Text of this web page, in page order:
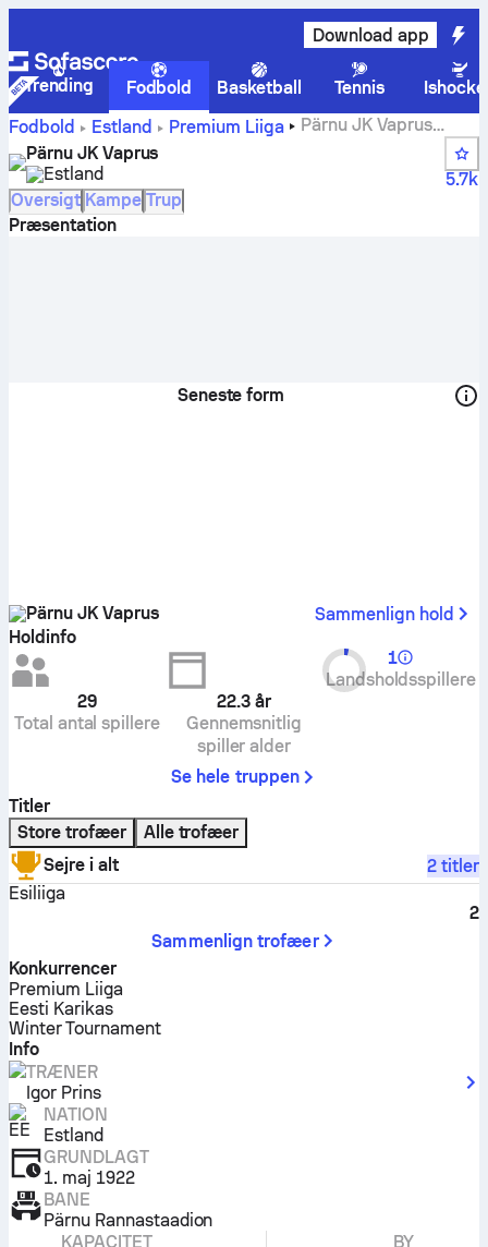
Download app
Trending Fodbold Basketball Tennis
Fodbold
Estland Premium Liiga
Pärnu JK Vaprus
scores, kampe, stillinger og spillerstatistik
Pärnu JK Vaprus
Estland
5.7k
Oversigt Kampe Trup
Præsentation
Seneste form
Pärnu JK Vaprus
Sammenlign hold
Holdinfo
29
Total antal spillere
22.3 år
Gennemsnitlig
spiller alder
1
Landsholdsspillere
Se hele truppen
Titler
Store trofæer
Alle trofæer
Sejre i alt
2 titler
Esiliiga
2
Sammenlign trofæer
Konkurrencer
Premium Liiga
Eesti Karikas
Winter Tournament
Info
TRÆNER
Igor Prins
NATION
Estland
GRUNDLAGT
1. maj 1922
BANE
Pärnu Rannastaadion
KAPACITET
BY